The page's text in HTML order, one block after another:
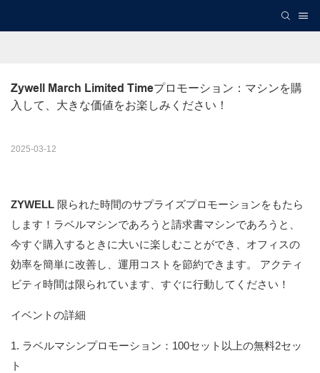
Zywell March Limited Timeプロモーション：マシンを購
入して、大きな価値をお楽しみください！
2025-03-12
ZYWELL 限られた時間のサプライズプロモーションをもたら
します！ラベルマシンであろうと請求書マシンであろうと、
今すぐ購入するときに大いに楽しむことができ、オフィスの
効率を簡単に改善し、運用コストを節約できます。 アクティ
ビティ時間は限られています、すぐに行動してください！
イベントの詳細
1. ラベルマシンプロモーション：100セット以上の無料2セッ
ト